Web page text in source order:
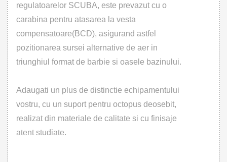
regulatoarelor SCUBA, este prevazut cu o
carabina pentru atasarea la vesta
compensatoare(BCD), asigurand astfel
pozitionarea sursei alternative de aer in
triunghiul format de barbie si oasele bazinului.
Adaugati un plus de distinctie echipamentului
vostru, cu un suport pentru octopus deosebit,
realizat din materiale de calitate si cu finisaje
atent studiate.